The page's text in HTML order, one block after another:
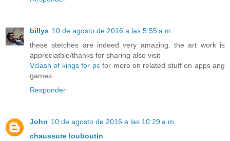
billys 10 de agosto de 2016 a las 5:55 a.m.
these stetches are indeed very amazing. the art work is
appreciatble/thanks for sharing also visit
Vclash of kings for pcfor more on related stuff on apps ang
games.
Responder
John 10 de agosto de 2016 a las 10:29 a.m.
chaussure louboutin